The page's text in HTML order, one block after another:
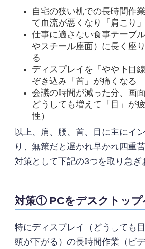
自宅の狭い机での長時間作
て血流が悪くなり「肩こり
仕事に適さない食事テーブ
やスチール座面）に長く座
る
ディスプレイを「やや下目
ぞき込み「首」が痛くなる
会議の時間が減った分、画
どうしても増えて「目」が
性）
以上、肩、腰、首、目に主にイ
り、無策だと遅かれ早かれ四重
対策として下記の3つを取り急ぎ
対策① PCをデスクトップ
特にディスプレイ（どうしても
頭が下がる）の長時間作業（ビ